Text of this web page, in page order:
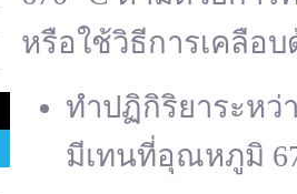
หรือใช้วิธีการเคลือบ
ทำปฏิกิริยาระหว่
มีเทนที่อุณหภูมิ